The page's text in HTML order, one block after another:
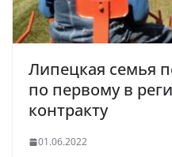
Липецкая семья
по первому в
контракту
01.06.2022